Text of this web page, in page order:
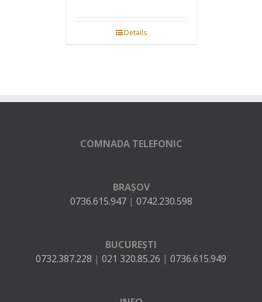
Details
COMNADA TELEFONIC
BRAȘOV
0736.615.947| 0742.230.598
BUCUREȘTI
0732.387.228 | 021 320.85.26 | 0736.615.949